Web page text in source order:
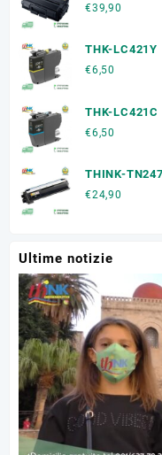
€39,90
THK-LC421Y
€6,50
THK-LC421C
€6,50
THINK-
€24,90
Ultime notizie